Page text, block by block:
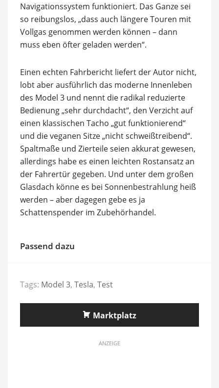
Navigationssystem funktioniert. Das Ganze sei
so reibungslos, „dass auch längere Touren mit
Vollgas genommen werden können – dann
muss eben öfter geladen werden“.
Einen echten Fahrbericht liefert der Autor nicht,
lobt aber ausführlich das moderne Innenleben
des Model 3 und nennt die radikal reduzierte
Bedienung „sehr durchdacht“, den Verzicht auf
einen klassischen Tacho „gut funktionierend“
und die veganen Sitze „nicht schweißtreibend“.
Spaltmaße und Zierteile seien akkurat gewesen,
allerdings habe es einen leichten Rostansatz an
der Fahrertür gegeben. Und unter dem großen
Glasdach könne es bei Sonnenbestrahlung heiß
werden – aber dagegen gebe es ja
Schattenspender im Zubehörhandel.
Passend dazu
Tags: Model 3, Tesla, Test
Marktplatz
ANZEIGE